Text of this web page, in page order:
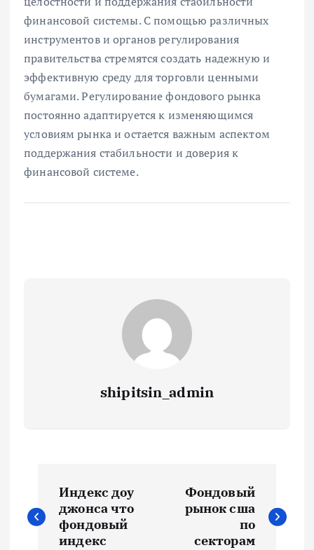
финансовой системы. С помощью различных
инструментов и органов регулирования
правительства стремятся создать надежную и
эффективную среду для торговли ценными
бумагами. Регулирование фондового рынка
постоянно адаптируется к изменяющимся
условиям рынка и остается важным аспектом
поддержания стабильности и доверия к
финансовой системе.
shipitsin_admin
а
Индекс доу
джонса что
фондовый
индекс
Фондовый
рынок сша
по
секторам